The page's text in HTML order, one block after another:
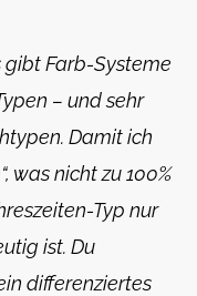
gibt Farb-Systeme
– und sehr
Damit ich
was nicht zu 100%
Typ nur
ist. Du
differenziertes